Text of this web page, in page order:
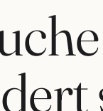
& Shops